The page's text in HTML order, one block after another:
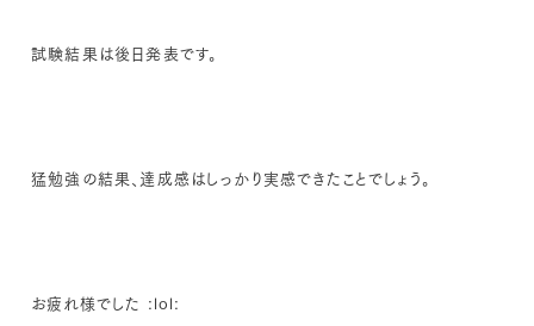
試験結果は後日発表です。
猛勉強の結果、達成感はしっかり実感できたことでしょう。
お疲れ様でした :lol: